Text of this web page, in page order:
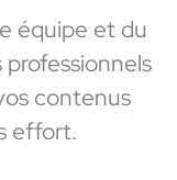
équipe et du
contenus
effort.